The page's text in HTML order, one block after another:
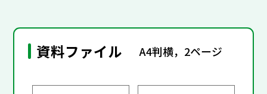
資料ファイル A4判横，2ページ